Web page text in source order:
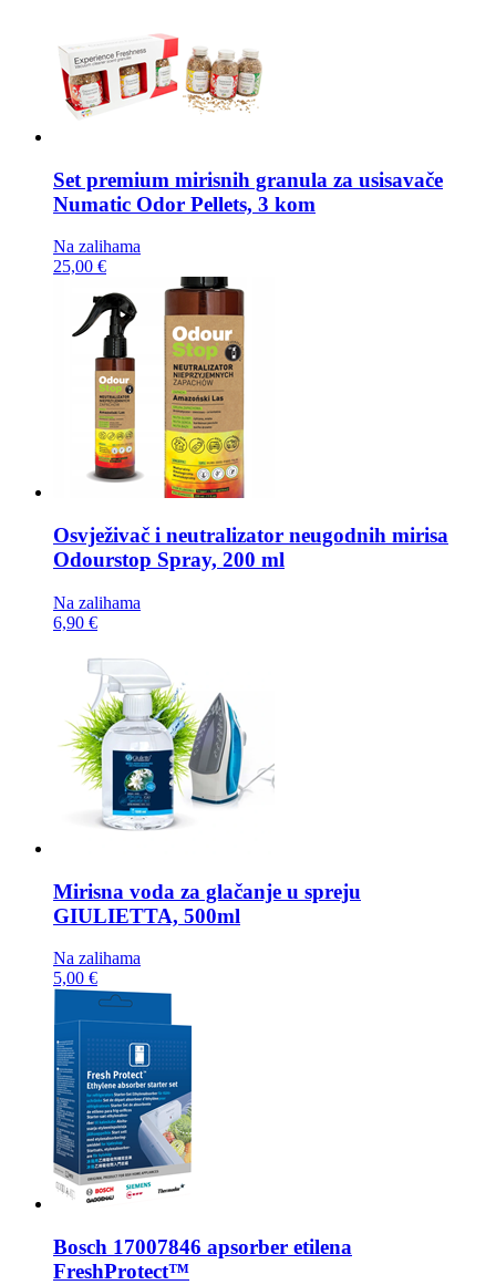
Set premium mirisnih granula za usisavače
Numatic Odor Pellets, 3 kom
Na zalihama
25,00 €
Osvježivač i neutralizator neugodnih mirisa
Odourstop Spray, 200 ml
Na zalihama
6,90 €
Mirisna voda za glačanje u spreju
GIULIETTA, 500ml
Na zalihama
5,00 €
Bosch 17007846 apsorber etilena
FreshProtect™